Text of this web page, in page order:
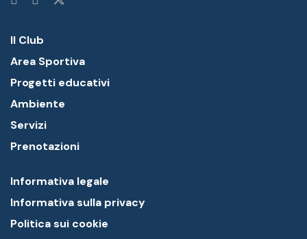
Il Club
Area Sportiva
Progetti educativi
Ambiente
Servizi
Prenotazioni
Informativa legale
Informativa sulla privacy
Politica sui cookie